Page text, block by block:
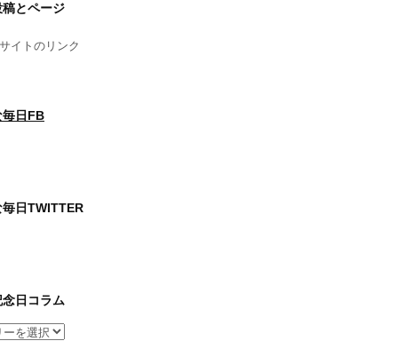
稿とページ
イトのリンク
毎日FB
日TWITTER
日コラム